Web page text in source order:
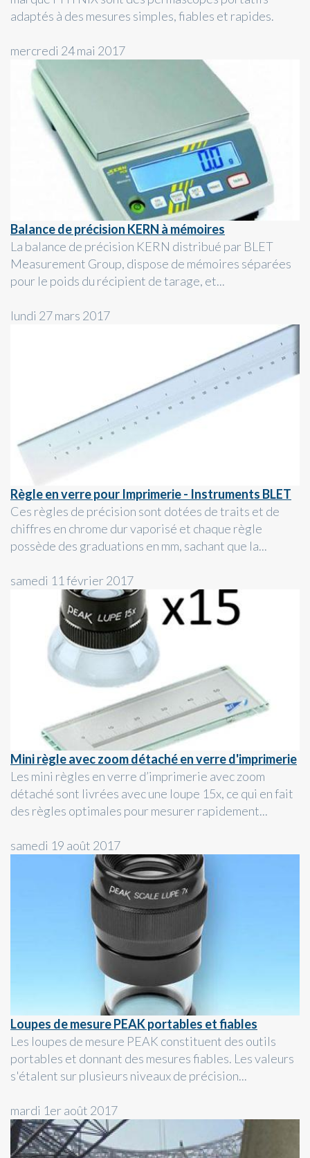
adaptés à des mesures simples, fiables et rapides.
mercredi 24 mai 2017
Balance de précision KERN à mémoires
La balance de précision KERN distribué par BLET
Measurement Group, dispose de mémoires séparées
pour le poids du récipient de tarage, et...
lundi 27 mars 2017
Règle en verre pour Imprimerie - Instruments BLET
Ces règles de précision sont dotées de traits et de
chiffres en chrome dur vaporisé et chaque règle
possède des graduations en mm, sachant que la...
samedi 11 février 2017
Mini règle avec zoom détaché en verre d'imprimerie
Les mini règles en verre d’imprimerie avec zoom
détaché sont livrées avec une loupe 15x, ce qui en fait
des règles optimales pour mesurer rapidement...
samedi 19 août 2017
Loupes de mesure PEAK portables et fiables
Les loupes de mesure PEAK constituent des outils
portables et donnant des mesures fiables. Les valeurs
s'étalent sur plusieurs niveaux de précision...
mardi 1er août 2017